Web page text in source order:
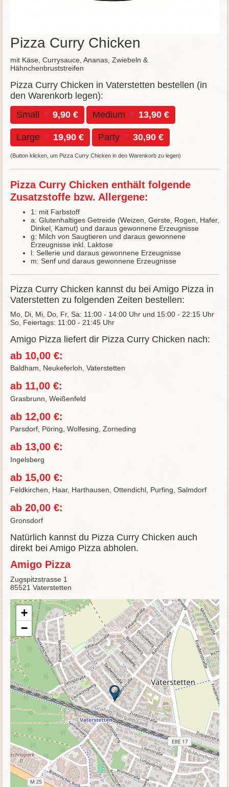
Pizza Curry Chicken
mit Käse, Currysauce, Ananas, Zwiebeln &
Hähnchenbruststreifen
Pizza Curry Chicken in Vaterstetten bestellen (in
den Warenkorb legen):
Small
9,90 € Medium 13,90 €
Large 19,90 € Party 30,90 €
(Button klicken, um Pizza Curry Chicken in den Warenkorb zu legen)
Pizza Curry Chicken enthält folgende
Zusatzstoffe bzw. Allergene:
1: mit Farbstoff
a: Glutenhaltiges Getreide (Weizen, Gerste, Rogen, Hafer,
Dinkel, Kamut) und daraus gewonnene Erzeugnisse
g: Milch von Saugtieren und daraus gewonnene
Erzeugnisse inkl. Laktose
l: Sellerie und daraus gewonnene Erzeugnisse
m: Senf und daraus gewonnene Erzeugnisse
Pizza Curry Chicken kannst du bei Amigo Pizza in
Vaterstetten zu folgenden Zeiten bestellen:
Mo, Di, Mi, Do, Fr, Sa: 11:00 - 14:00 Uhr und 15:00 - 22:15 Uhr
So, Feiertags: 11:00 - 21:45 Uhr
Amigo Pizza liefert dir Pizza Curry Chicken nach:
ab 10,00 €:
Baldham, Neukeferloh, Vaterstetten
ab 11,00 €:
Grasbrunn, Weißenfeld
ab 12,00 €:
Parsdorf, Pöring, Wolfesing, Zorneding
ab 13,00 €:
Ingelsberg
ab 15,00 €:
Feldkirchen, Haar, Harthausen, Ottendichl, Purfing, Salmdorf
ab 20,00 €:
Gronsdorf
Natürlich kannst du Pizza Curry Chicken auch
direkt bei Amigo Pizza abholen.
Amigo Pizza
Zugspitzstrasse 1
85521 Vaterstetten
+
−